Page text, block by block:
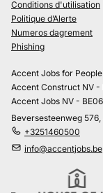
Conditions d'utilisation
Politique d’Alerte
Numeros dagrement
Phishing
Accent Jobs for
Accent Construct NV -
Accent Jobs NV -
Beversesteenweg
+3251460500
info@accentjobs.be